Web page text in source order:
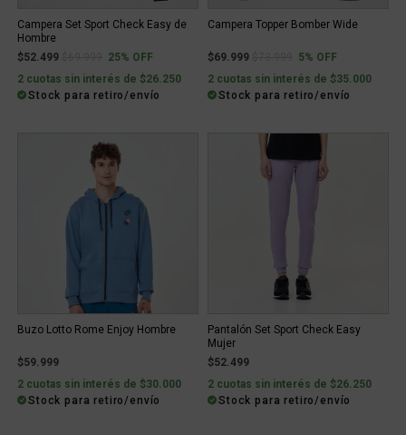
Campera Set Sport Check Easy de
Hombre
$52.499
Price reduced from
to25% OFF
2 cuotas sin interés de $26.250
Stock para retiro/envío
Campera Topper Bomber Wide
$69.999 Price reduced from
to5% OFF
2 cuotas sin interés de $35.000
Stock para retiro/envío
Buzo Lotto Rome Enjoy Hombre
$59.999
2 cuotas sin interés de $30.000
Stock para retiro/envío
Pantalón Set Sport Check Easy
Mujer
$52.499
2 cuotas sin interés de $26.250
Stock para retiro/envío